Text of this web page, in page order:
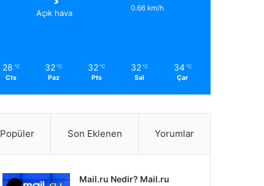
Açık hava
0.66 km/h
28 ℃
Cts
32 ℃
Paz
32 ℃
Pts
32 ℃
Sal
34 ℃
Çar
Popüler Son Eklenen Yorumlar
Mail.ru Nedir? Mail.ru